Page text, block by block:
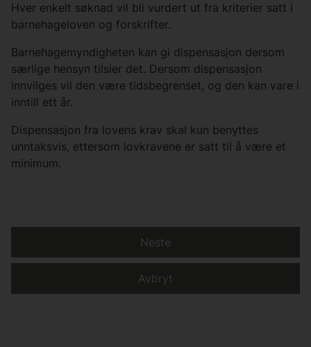
Hver enkelt søknad vil bli vurdert ut fra kriterier satt i
barnehageloven og forskrifter.
Barnehagemyndigheten kan gi dispensasjon dersom
særlige hensyn tilsier det. Dersom dispensasjon
innvilges vil den være tidsbegrenset, og den kan vare i
inntill ett år.
Dispensasjon fra lovens krav skal kun benyttes
unntaksvis, ettersom lovkravene er satt til å være et
minimum.
Avbryt
Neste